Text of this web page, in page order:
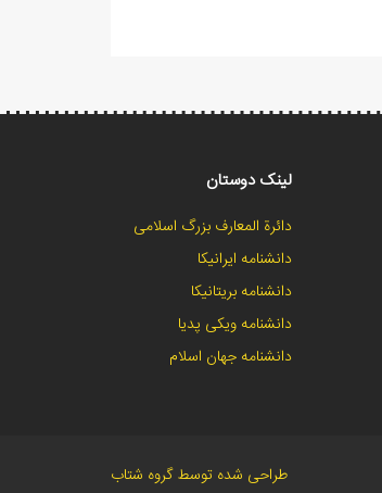
لینک دوستان
دائرة المعارف بزرگ اسلامی
دانشنامه ایرانیکا
دانشنامه بریتانیکا
دانشنامه ویکی پدیا
دانشنامه جهان اسلام
طراحی شده توسط گروه شتاب